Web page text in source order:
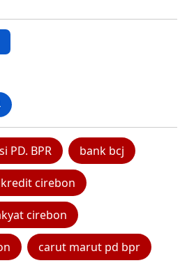
PD. BPR bank bcj
cirebon
cirebon
carut marut pd bpr